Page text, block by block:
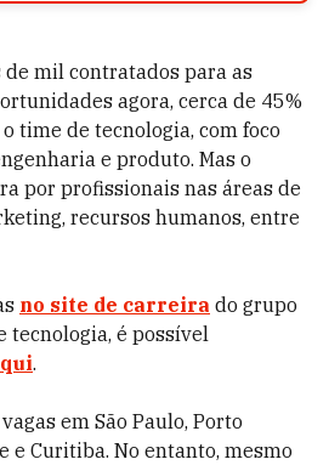
mil contratados para as
agora, cerca de 45%
time de tecnologia, com foco
e produto. Mas o
por profissionais nas áreas de
recursos humanos, entre
no site de carreira do grupo
tecnologia, é possível
.
em São Paulo, Porto
e Curitiba. No entanto, mesmo